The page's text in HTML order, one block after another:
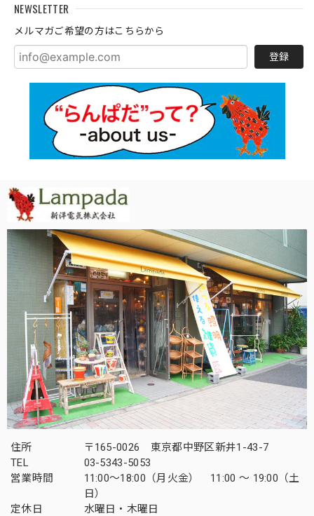
NEWSLETTER
メルマガご希望の方はこちらから
登録
住所
〒165-0026 東京都中野区新井1-43-7
TEL
03-5343-5053
営業時間
11:00～18:00（月火金） 11:00 ～ 19:00（土
日）
定休日
水曜日・木曜日